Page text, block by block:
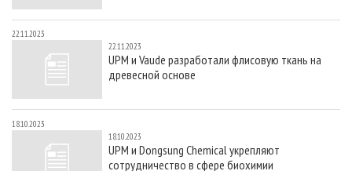
22.11.2023
22.11.2023
UPM и Vaude разработали флисовую ткань на
древесной основе
18.10.2023
18.10.2023
UPM и Dongsung Chemical укрепляют
сотрудничество в сфере биохимии